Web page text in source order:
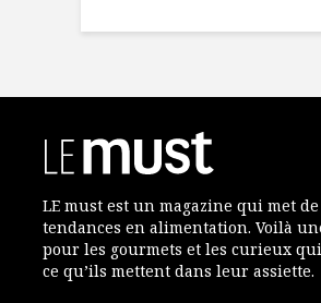
LE must est un magazine qui met de
tendances en alimentation. Voilà
pour les gourmets et les curieux
ce qu’ils mettent dans leur assiette.